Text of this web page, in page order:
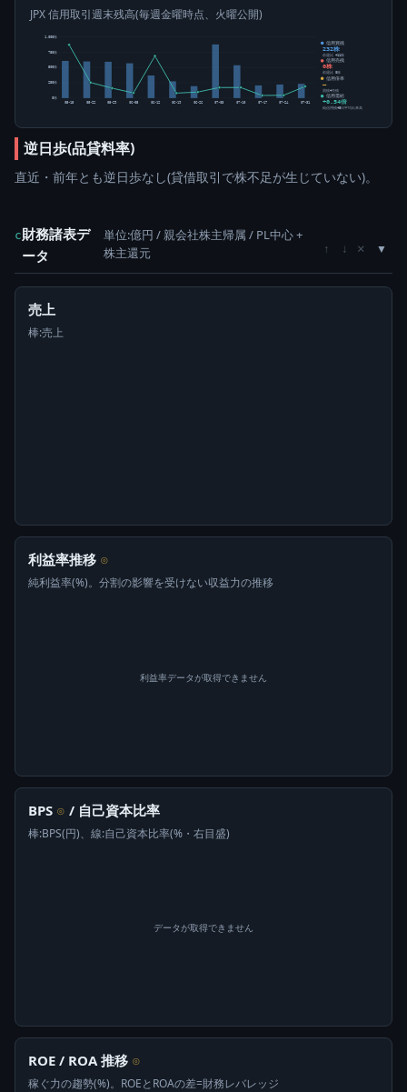
JPX 信用取引週末残高(毎週金曜時点、火曜公開)
0株
250株
500株
750株
1,000株
05-15 05-22 05-29 06-05 06-12 06-19 06-26 07-03 07-10 07-17 07-24 07-31
信用買残
232株
前週比 +11株
信用売残
0株
前週比 0株
信用倍率
―
買残÷売残
信用需給
+0.54倍
純信用残÷5日平均出来高
逆日歩(品貸料率)
直近・前年とも逆日歩なし(貸借取引で株不足が生じていない)。
c財務諸表デ
ータ
単位:億円 / 親会社株主帰属 / PL中心 +
株主還元
↑ ↓ ×
売上
棒:売上
利益率推移 ⊙
純利益率(%)。分割の影響を受けない収益力の推移
利益率データが取得できません
BPS ⊙ / 自己資本比率
棒:BPS(円)、線:自己資本比率(%・右目盛)
データが取得できません
ROE / ROA 推移 ⊙
稼ぐ力の趨勢(%)。ROEとROAの差=財務レバレッジ